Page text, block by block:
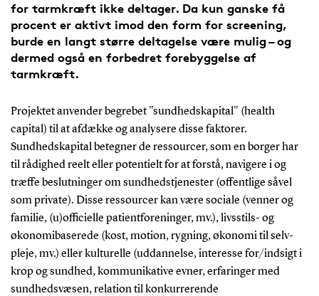
for tarmkræft ikke deltager. Da kun ganske få
procent er aktivt imod den form for screening,
burde en langt større deltagelse være mulig – og
dermed også en forbedret forebyggelse af
tarmkræft.
Projektet anvender begrebet "sundhedskapital" (health
capital) til at afdække og analysere disse faktorer.
Sundhedskapital betegner de ressourcer, som en borger har
til rådighed reelt eller potentielt for at forstå, navigere i og
træffe beslutninger om sundhedstjenester (offentlige såvel
som private). Disse ressourcer kan være sociale (venner og
familie, (u)officielle patientforeninger, mv.), livsstils- og
økonomibaserede (kost, motion, rygning, økonomi til selv-
pleje, mv.) eller kulturelle (uddannelse, interesse for/indsigt i
krop og sundhed, kommunikative evner, erfaringer med
sundhedsvæsen, relation til konkurrerende